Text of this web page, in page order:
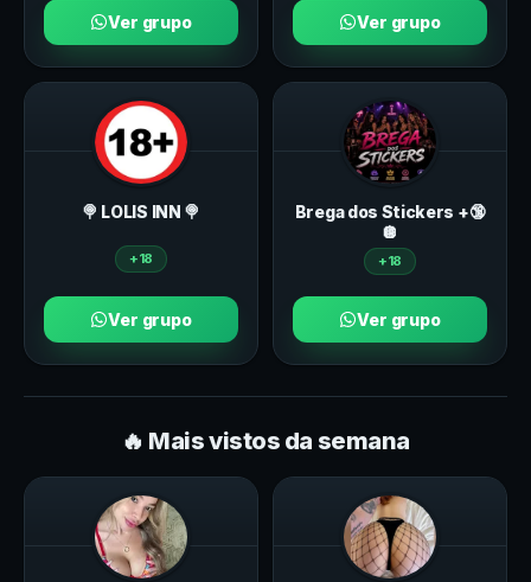
Ver grupo Ver grupo
🍭 LOLIS INN 🍭
+18
Ver grupo
Brega dos Stickers +🔞
🪩
+18
Ver grupo
🔥 Mais vistos da semana